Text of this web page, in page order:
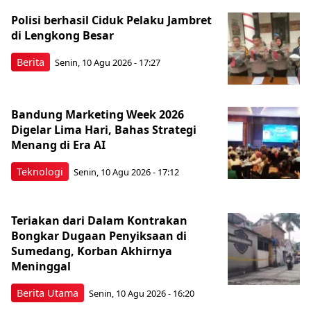
Berita
Polisi berhasil Ciduk Pelaku Jambret
di Lengkong Besar
Senin, 10 Agu 2026 - 17:27
Teknologi
Bandung Marketing Week 2026
Digelar Lima Hari, Bahas Strategi
Menang di Era AI
Senin, 10 Agu 2026 - 17:12
Berita Utama
Teriakan dari Dalam Kontrakan
Bongkar Dugaan Penyiksaan di
Sumedang, Korban Akhirnya
Meninggal
Senin, 10 Agu 2026 - 16:20